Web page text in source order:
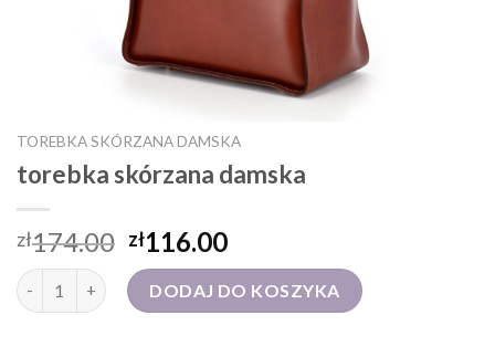
TOREBKA SKÓRZANA DAMSKA
torebka skórzana damska
zł174.00 zł116.00
ilość torebka skórzana damskaDODAJ DO KOSZYKA